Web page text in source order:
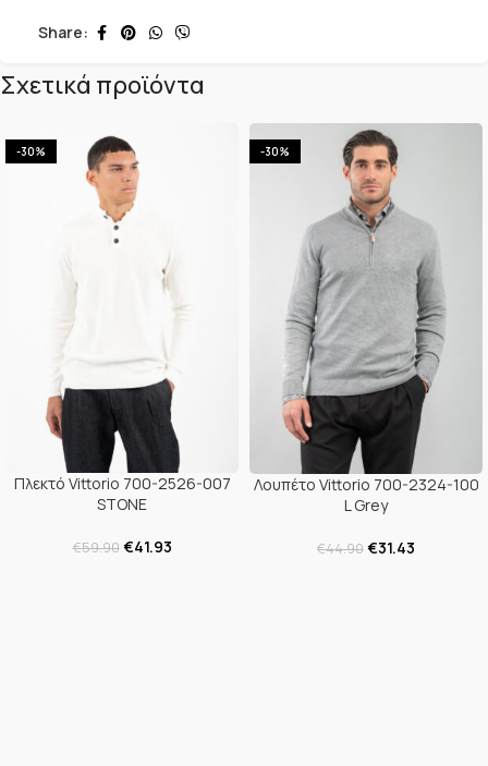
Share:
Σχετικά προϊόντα
-30%
Πλεκτό Vittorio 700-2526-007
STONE
€59.90 €41.93
-30%
Λουπέτο Vittorio 700-2324-100
L Grey
€44.90€31.43